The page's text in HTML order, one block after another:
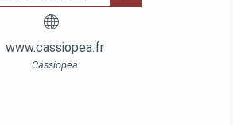
www.cassiopea.fr
Cassiopea